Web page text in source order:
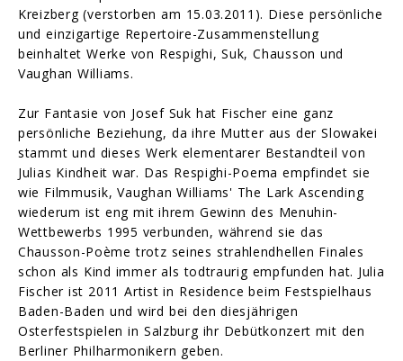
Kreizberg (verstorben am 15.03.2011). Diese persönliche
und einzigartige Repertoire-Zusammenstellung
beinhaltet Werke von Respighi, Suk, Chausson und
Vaughan Williams.
Zur Fantasie von Josef Suk hat Fischer eine ganz
persönliche Beziehung, da ihre Mutter aus der Slowakei
stammt und dieses Werk elementarer Bestandteil von
Julias Kindheit war. Das Respighi-Poema empfindet sie
wie Filmmusik, Vaughan Williams' The Lark Ascending
wiederum ist eng mit ihrem Gewinn des Menuhin-
Wettbewerbs 1995 verbunden, während sie das
Chausson-Poème trotz seines strahlendhellen Finales
schon als Kind immer als todtraurig empfunden hat. Julia
Fischer ist 2011 Artist in Residence beim Festspielhaus
Baden-Baden und wird bei den diesjährigen
Osterfestspielen in Salzburg ihr Debütkonzert mit den
Berliner Philharmonikern geben.